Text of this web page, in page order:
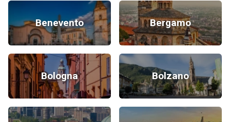
Benevento Bergamo
Bologna Bolzano